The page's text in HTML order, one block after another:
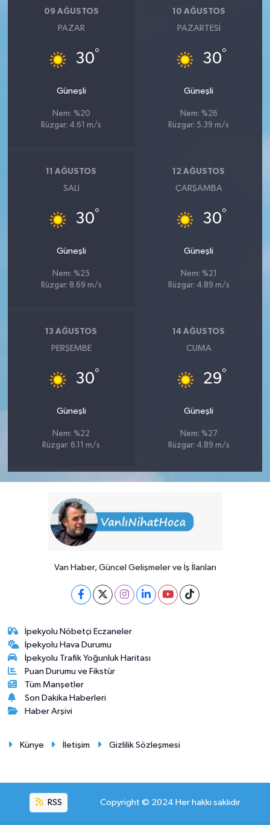
09 AĞUSTOS
PAZAR
30°
Güneşli
Nem: %20
Rüzgar: 4.61 m/s
10 AĞUSTOS
PAZARTESI
30°
Güneşli
Nem: %26
Rüzgar: 5.39 m/s
11 AĞUSTOS
SALI
30°
Güneşli
Nem: %25
Rüzgar: 8.69 m/s
12 AĞUSTOS
ÇARŞAMBA
30°
Güneşli
Nem: %21
Rüzgar: 4.89 m/s
13 AĞUSTOS
PERŞEMBE
30°
Güneşli
Nem: %22
Rüzgar: 6.11 m/s
14 AĞUSTOS
CUMA
29°
Güneşli
Nem: %27
Rüzgar: 4.89 m/s
Van Haber, Güncel Gelişmeler ve İş İlanları
İpekyolu Nöbetçi Eczaneler
İpekyolu Hava Durumu
İpekyolu Trafik Yoğunluk Haritası
Puan Durumu ve Fikstür
Tüm Manşetler
Son Dakika Haberleri
Haber Arşivi
Künye İletişim Gizlilik Sözleşmesi
RSS Copyright © 2024 Her hakkı saklıdır